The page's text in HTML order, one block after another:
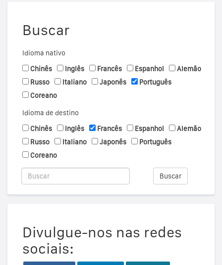
Buscar
Idioma nativo
Chinês
Inglês Francês Espanhol
Alemão
Russo
Italiano Japonês
Português
Coreano
Idioma de destino
Chinês
Inglês Francês Espanhol
Alemão
Russo
Italiano Japonês
Português
Coreano
Buscar
Divulgue-nos nas redes
sociais: